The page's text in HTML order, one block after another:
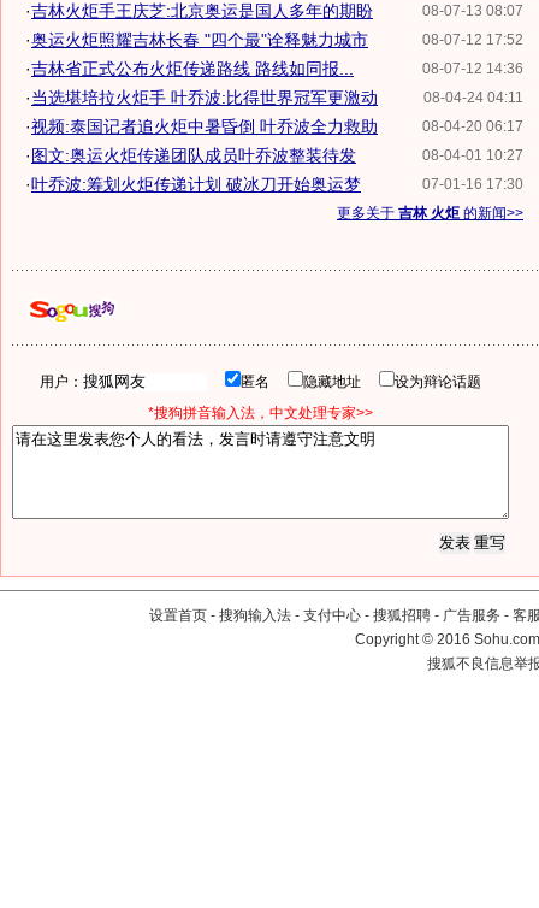
08-07-13 08:07
·吉林火炬手王庆芝:北京奥运是国人多年的期盼
08-07-12 17:52
·奥运火炬照耀吉林长春 "四个最"诠释魅力城市
08-07-12 14:36
·吉林省正式公布火炬传递路线 路线如同报...
08-04-24 04:11
·当选堪培拉火炬手 叶乔波:比得世界冠军更激动
08-04-20 06:17
·视频:泰国记者追火炬中暑昏倒 叶乔波全力救助
08-04-01 10:27
·图文:奥运火炬传递团队成员叶乔波整装待发
07-01-16 17:30
·叶乔波:筹划火炬传递计划 破冰刀开始奥运梦
更多关于 吉林 火炬 的新闻>>
用户： 匿名 隐藏地址
设为辩论话题
*搜狗拼音输入法，中文处理专家>>
设置首页 - 搜狗输入法 - 支付中心 - 搜狐招聘 - 广告服务 - 客
Copyright©2016
搜狐不良信息举